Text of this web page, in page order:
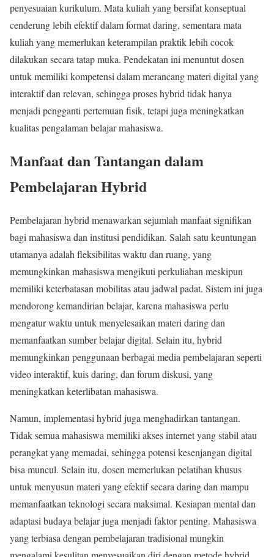
penyesuaian kurikulum. Mata kuliah yang bersifat konseptual
cenderung lebih efektif dalam format daring, sementara mata
kuliah yang memerlukan keterampilan praktik lebih cocok
dilakukan secara tatap muka. Pendekatan ini menuntut dosen
untuk memiliki kompetensi dalam merancang materi digital yang
interaktif dan relevan, sehingga proses hybrid tidak hanya
menjadi pengganti pertemuan fisik, tetapi juga meningkatkan
kualitas pengalaman belajar mahasiswa.
Manfaat dan Tantangan dalam
Pembelajaran Hybrid
Pembelajaran hybrid menawarkan sejumlah manfaat signifikan
bagi mahasiswa dan institusi pendidikan. Salah satu keuntungan
utamanya adalah fleksibilitas waktu dan ruang, yang
memungkinkan mahasiswa mengikuti perkuliahan meskipun
memiliki keterbatasan mobilitas atau jadwal padat. Sistem ini juga
mendorong kemandirian belajar, karena mahasiswa perlu
mengatur waktu untuk menyelesaikan materi daring dan
memanfaatkan sumber belajar digital. Selain itu, hybrid
memungkinkan penggunaan berbagai media pembelajaran seperti
video interaktif, kuis daring, dan forum diskusi, yang
meningkatkan keterlibatan mahasiswa.
Namun, implementasi hybrid juga menghadirkan tantangan.
Tidak semua mahasiswa memiliki akses internet yang stabil atau
perangkat yang memadai, sehingga potensi kesenjangan digital
bisa muncul. Selain itu, dosen memerlukan pelatihan khusus
untuk menyusun materi yang efektif secara daring dan mampu
memanfaatkan teknologi secara maksimal. Kesiapan mental dan
adaptasi budaya belajar juga menjadi faktor penting. Mahasiswa
yang terbiasa dengan pembelajaran tradisional mungkin